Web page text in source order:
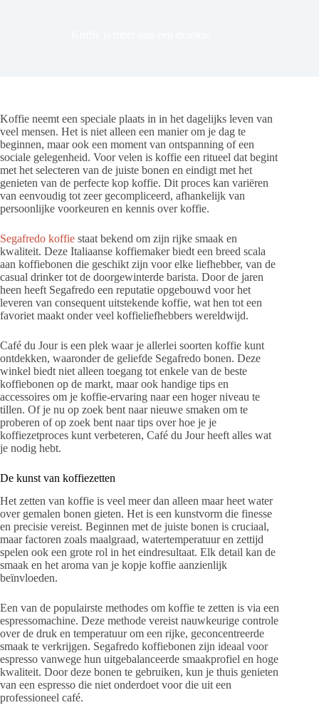
Koffie neemt een speciale plaats in in het dagelijks leven van
veel mensen. Het is niet alleen een manier om je dag te
beginnen, maar ook een moment van ontspanning of een
sociale gelegenheid. Voor velen is koffie een ritueel dat begint
met het selecteren van de juiste bonen en eindigt met het
genieten van de perfecte kop koffie. Dit proces kan variëren
van eenvoudig tot zeer gecompliceerd, afhankelijk van
persoonlijke voorkeuren en kennis over koffie.
Segafredo koffie staat bekend om zijn rijke smaak en
kwaliteit. Deze Italiaanse koffiemaker biedt een breed scala
aan koffiebonen die geschikt zijn voor elke liefhebber, van de
casual drinker tot de doorgewinterde barista. Door de jaren
heen heeft Segafredo een reputatie opgebouwd voor het
leveren van consequent uitstekende koffie, wat hen tot een
favoriet maakt onder veel koffieliefhebbers wereldwijd.
Café du Jour is een plek waar je allerlei soorten koffie kunt
ontdekken, waaronder de geliefde Segafredo bonen. Deze
winkel biedt niet alleen toegang tot enkele van de beste
koffiebonen op de markt, maar ook handige tips en
accessoires om je koffie-ervaring naar een hoger niveau te
tillen. Of je nu op zoek bent naar nieuwe smaken om te
proberen of op zoek bent naar tips over hoe je je
koffiezetproces kunt verbeteren, Café du Jour heeft alles wat
je nodig hebt.
De kunst van koffiezetten
Het zetten van koffie is veel meer dan alleen maar heet water
over gemalen bonen gieten. Het is een kunstvorm die finesse
en precisie vereist. Beginnen met de juiste bonen is cruciaal,
maar factoren zoals maalgraad, watertemperatuur en zettijd
spelen ook een grote rol in het eindresultaat. Elk detail kan de
smaak en het aroma van je kopje koffie aanzienlijk
beïnvloeden.
Een van de populairste methodes om koffie te zetten is via een
espressomachine. Deze methode vereist nauwkeurige controle
over de druk en temperatuur om een rijke, geconcentreerde
smaak te verkrijgen. Segafredo koffiebonen zijn ideaal voor
espresso vanwege hun uitgebalanceerde smaakprofiel en hoge
kwaliteit. Door deze bonen te gebruiken, kun je thuis genieten
van een espresso die niet onderdoet voor die uit een
professioneel café.